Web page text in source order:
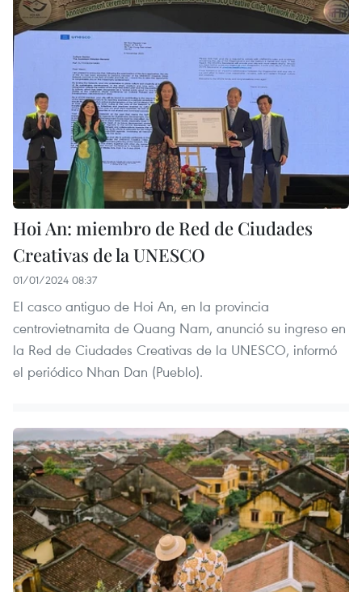
Hoi An: miembro de Red de Ciudades
Creativas de la UNESCO
01/01/2024 08:37
El casco antiguo de Hoi An, en la provincia
centrovietnamita de Quang Nam, anunció su ingreso en
la Red de Ciudades Creativas de la UNESCO, informó
el periódico Nhan Dan (Pueblo).